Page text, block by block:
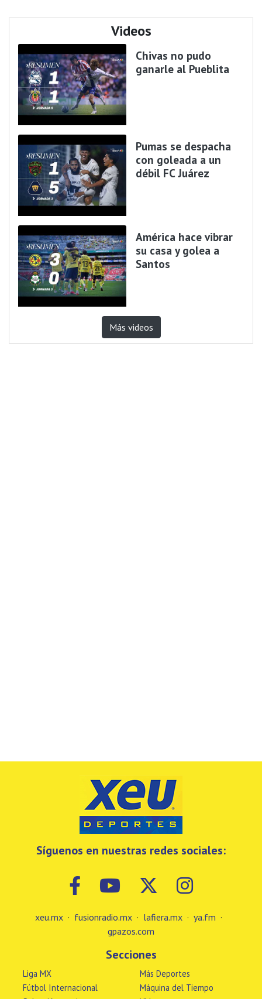
Videos
Chivas no pudo
ganarle al Pueblita
Pumas se despacha
con goleada a un
débil FC Juárez
América hace vibrar
su casa y golea a
Santos
Más videos
Síguenos en nuestras redes sociales:
xeu.mx · fusionradio.mx · lafiera.mx · ya.fm ·
gpazos.com
Secciones
Liga MX
Fútbol Internacional
Más Deportes
Máquina del Tiempo